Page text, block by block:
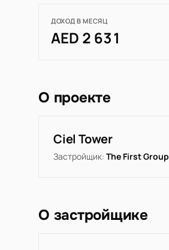
ДОХОД В МЕСЯЦ
AED 2 631
О проекте
Ciel Tower
Застройщик: The First Group
О застройщике